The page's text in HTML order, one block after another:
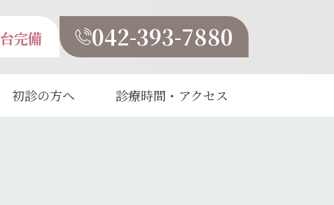
台完備 042-393-7880
初診の方へ 診療時間・アクセス